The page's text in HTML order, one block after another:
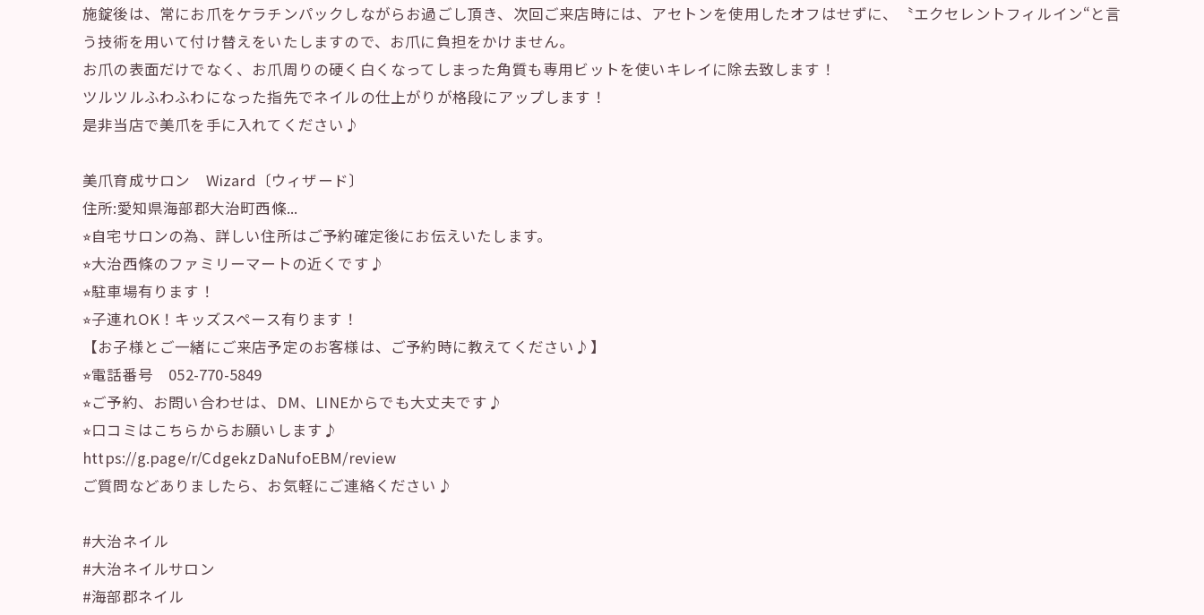
施錠後は、常にお爪をケラチンパックしながらお過ごし頂き、次回ご来店時には、アセトンを使用したオフはせずに、〝エクセレントフィルイン“と言
う技術を用いて付け替えをいたしますので、お爪に負担をかけません。
お爪の表面だけでなく、お爪周りの硬く白くなってしまった角質も専用ビットを使いキレイに除去致します！
ツルツルふわふわになった指先でネイルの仕上がりが格段にアップします！
是非当店で美爪を手に入れてください♪
美爪育成サロン Wizard〔ウィザード〕
住所:愛知県海部郡大治町西條...
⭐︎自宅サロンの為、詳しい住所はご予約確定後にお伝えいたします。
⭐︎大治西條のファミリーマートの近くです♪
⭐︎駐車場有ります！
⭐︎子連れOK！キッズスペース有ります！
【お子様とご一緒にご来店予定のお客様は、ご予約時に教えてください♪】
⭐︎電話番号 052-770-5849
⭐︎ご予約、お問い合わせは、DM、LINEからでも大丈夫です♪
⭐︎口コミはこちらからお願いします♪
https://g.page/r/CdgekzDaNufoEBM/review
ご質問などありましたら、お気軽にご連絡ください♪
#大治ネイル
#大治ネイルサロン
#海部郡ネイル